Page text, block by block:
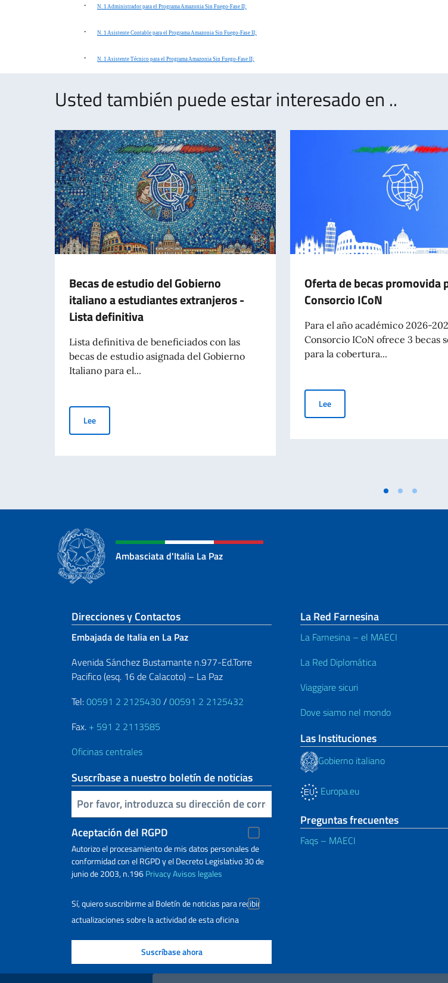
· N. 1 Administrador para el Programa Amazonia Sin Fuego-Fase II;
· N. 1 Asistente Contable para el Programa Amazonia Sin Fuego-Fase II;
· N. 1 Asistente Técnico para el Programa Amazonia Sin Fuego-Fase II;
Usted también puede estar interesado en ..
Becas de estudio del Gobierno
italiano a estudiantes extranjeros -
Lista definitiva
Lista definitiva de beneficiados con las
becas de estudio asignada del Gobierno
Italiano para el...
LeeBecas de estudio del Gobierno italiano a estudiantes extranjeros - Lista definitiva
Oferta de becas promovida
Consorcio ICoN
Para el año académico 2026-
Consorcio ICoN ofrece 3 becas
para la cobertura...
LeeOferta de becas promovida por el
Ambasciata d'Italia La Paz
Sezione footer
Direcciones y Contactos
Embajada de Italia en La Paz
Avenida Sánchez Bustamante n.977-Ed.Torre
Pacifico (esq. 16 de Calacoto) – La Paz
Tel:00591 2 2125430/00591 2 2125432
Fax. + 591 2 2113585
Oficinas centrales
Suscríbase a nuestro boletín de noticias
Inserta tu correo electronico
Aceptación del RGPD
Autorizo ​​el procesamiento de mis datos personales de
conformidad con el RGPD y el Decreto Legislativo 30 de
junio de 2003, n.196PrivacyAvisos legales
Sí, quiero suscribirme al Boletín de noticias para recibir
actualizaciones sobre la actividad de esta oficina
La Red Farnesina
La Farnesina – el MAECI
La Red Diplomática
Viaggiare sicuri
Dove siamo nel mondo
Las Instituciones
Gobierno italiano
Europa.eu
Preguntas frecuentes
Faqs – MAECI